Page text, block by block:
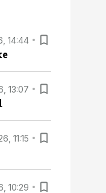
14:44
13:07
11:15
10:29